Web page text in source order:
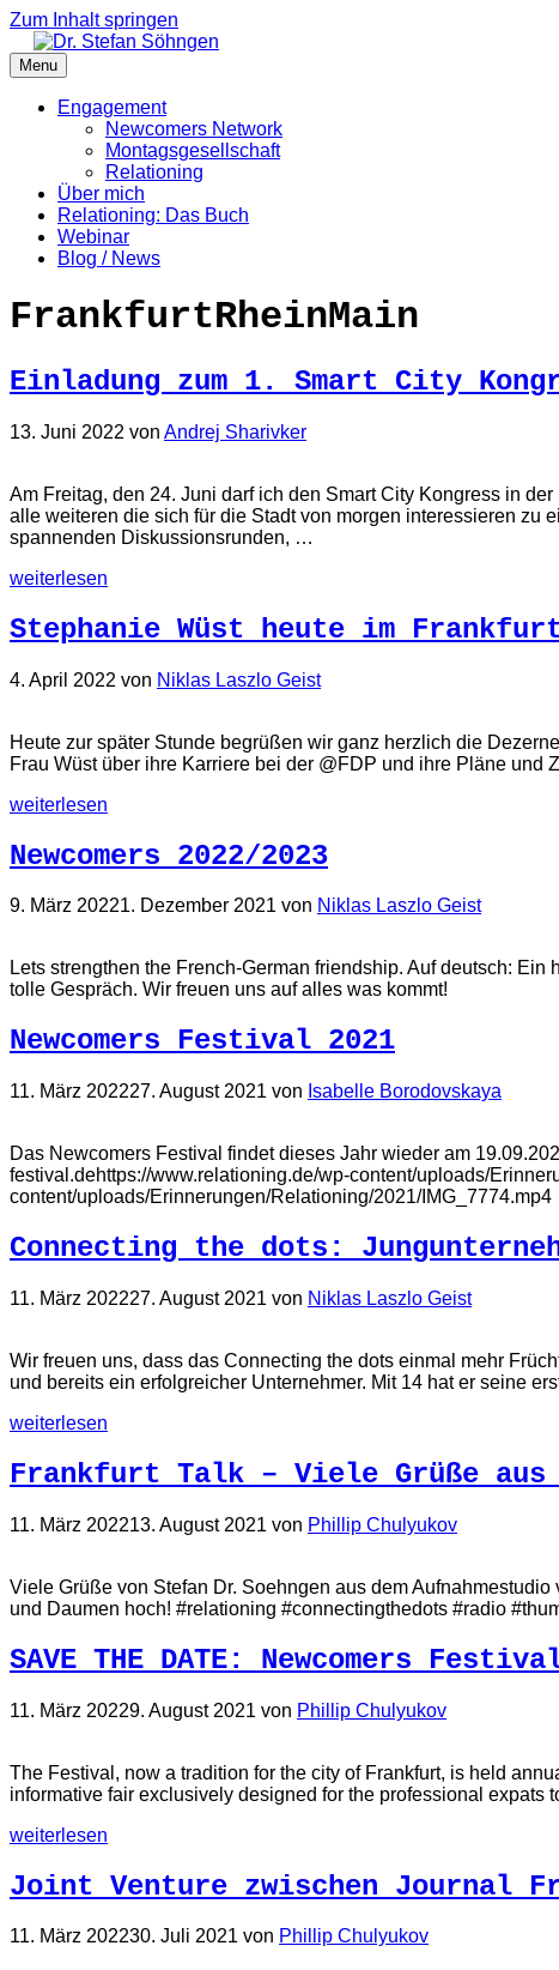
Zum Inhalt springen
Menu
Engagement
Newcomers Network
Montagsgesellschaft
Relationing
Über mich
Relationing: Das Buch
Webinar
Blog / News
FrankfurtRheinMain
Einladung zum 1. Smart City
13. Juni 2022 von Andrej Sharivker
Am Freitag, den 24. Juni darf ich den Smart City Kongress in
alle weiteren die sich für die Stadt von morgen interessieren zu
spannenden Diskussionsrunden, …
weiterlesen
Stephanie Wüst heute im
4. April 2022 von Niklas Laszlo Geist
Heute zur später Stunde begrüßen wir ganz herzlich die
Frau Wüst über ihre Karriere bei der @FDP und ihre Pläne
weiterlesen
Newcomers 2022/2023
9. März 20221. Dezember 2021 von Niklas Laszlo Geist
Lets strengthen the French-German friendship. Auf deutsch:
tolle Gespräch. Wir freuen uns auf alles was kommt!
Newcomers Festival 2021
11. März 202227. August 2021 von Isabelle Borodovskaya
Das Newcomers Festival findet dieses Jahr wieder am
festival.dehttps://www.relationing.de/wp-content/uploads/
content/uploads/Erinnerungen/Relationing/2021/IMG_7774.mp4
Connecting the dots:
11. März 202227. August 2021 von Niklas Laszlo Geist
Wir freuen uns, dass das Connecting the dots einmal mehr
und bereits ein erfolgreicher Unternehmer. Mit 14 hat er seine
weiterlesen
Frankfurt Talk – Viele Grüße aus
11. März 202213. August 2021 von Phillip Chulyukov
Viele Grüße von Stefan Dr. Soehngen aus dem
und Daumen hoch! #relationing #connectingthedots #radio
SAVE THE DATE: Newcomers
11. März 20229. August 2021 von Phillip Chulyukov
The Festival, now a tradition for the city of Frankfurt, is held
informative fair exclusively designed for the professional
weiterlesen
Joint Venture zwischen Journal
11. März 202230. Juli 2021 von Phillip Chulyukov